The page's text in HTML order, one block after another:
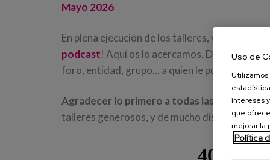
Mayo 2026
En plena ejecución de los talleres, y ya
podcast! Aquí os lo acercamos. Disfrutarlo y
foro, entidad, grupo... a quien le pueda
Agradecer lo primero a todas las personas
talleres generosos, y de mucho disfrute.
Uso de
Utilizamos
intereses
que
mejorar la
Política